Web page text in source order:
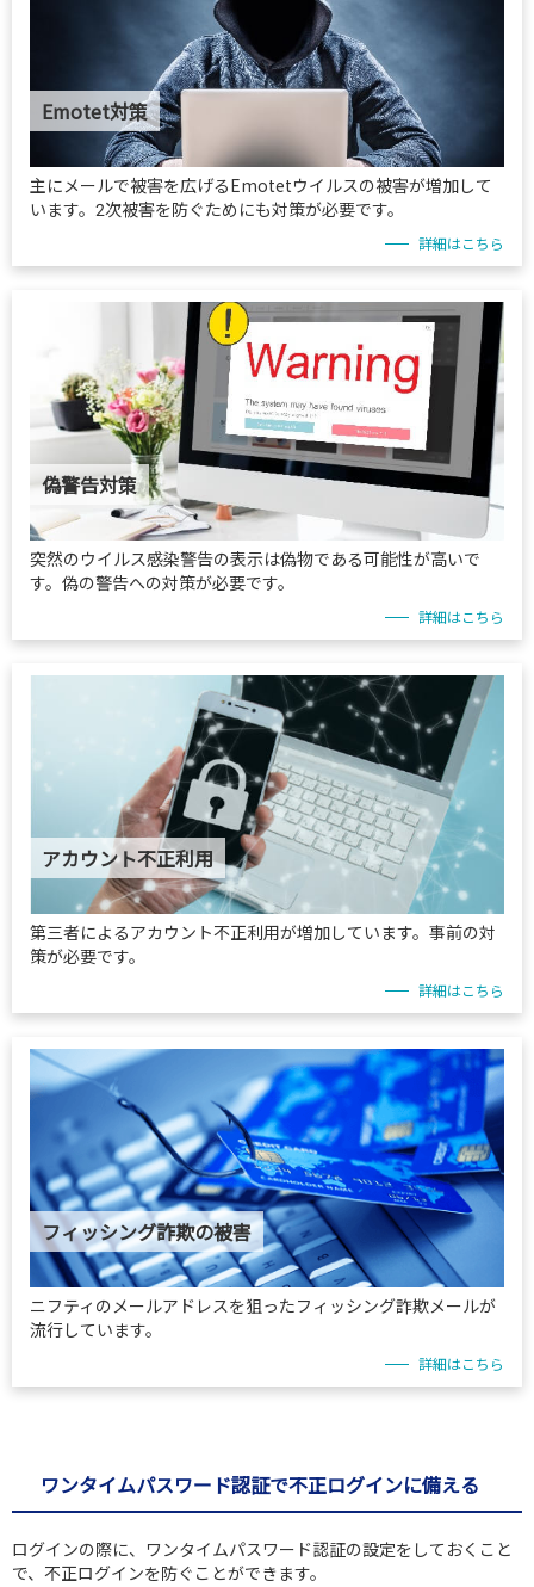
Emotet対策
主にメールで被害を広げるEmotetウイルスの被害が増加して
います。2次被害を防ぐためにも対策が必要です。
詳細はこちら
偽警告対策
突然のウイルス感染警告の表示は偽物である可能性が高いで
す。偽の警告への対策が必要です。
詳細はこちら
アカウント不正利用
第三者によるアカウント不正利用が増加しています。事前の対
策が必要です。
詳細はこちら
フィッシング詐欺の被害
ニフティのメールアドレスを狙ったフィッシング詐欺メールが
流行しています。
詳細はこちら
ワンタイムパスワード認証で不正ログインに備える
ログインの際に、ワンタイムパスワード認証の設定をしておくこと
で、不正ログインを防ぐことができます。